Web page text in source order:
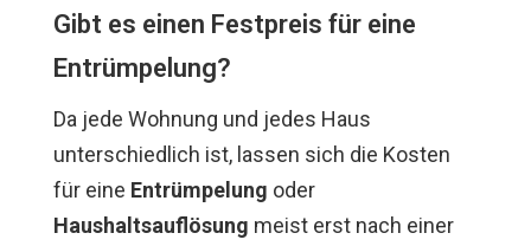
Gibt es einen Festpreis für eine
Entrümpelung?
Da jede Wohnung und jedes Haus
unterschiedlich ist, lassen sich die Kosten
für eine Entrümpelung oder
Haushaltsauflösung meist erst nach einer